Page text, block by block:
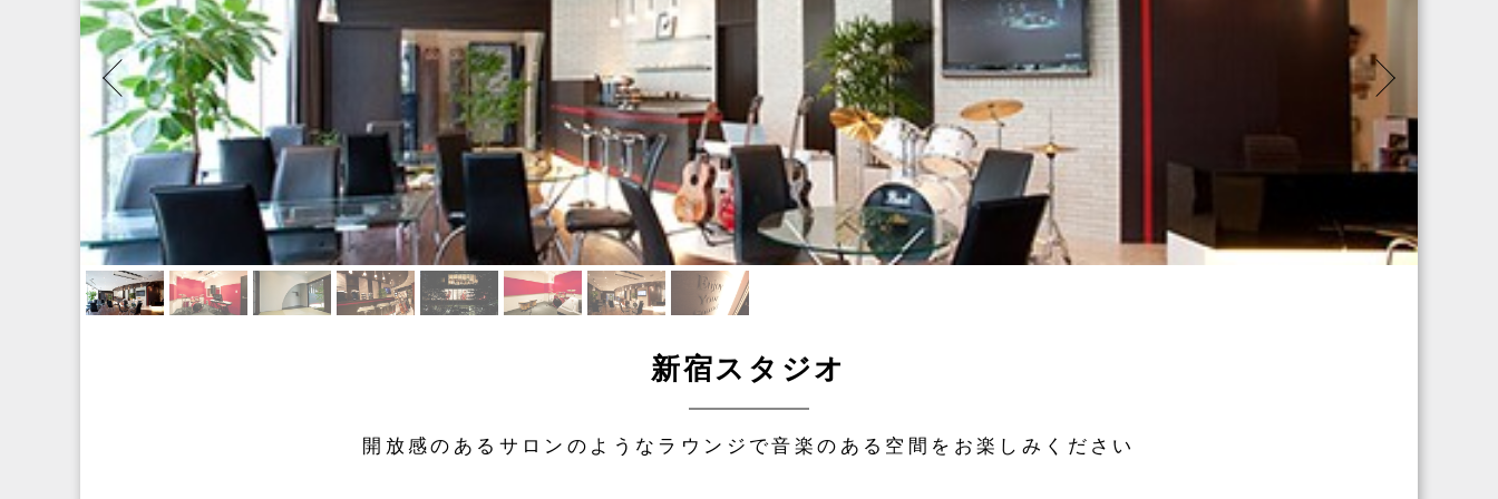
新宿スタジオ
開放感のあるサロンのようなラウンジで音楽のある空間をお楽しみください